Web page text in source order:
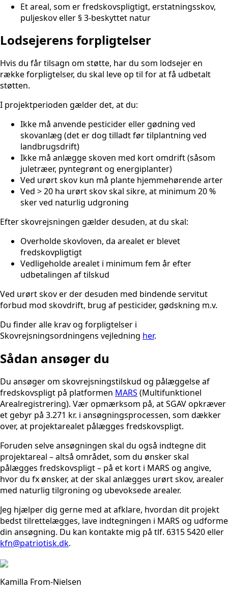
Et areal, som er fredskovspligtigt, erstatningsskov,
puljeskov eller § 3-beskyttet natur
Lodsejerens forpligtelser
Hvis du får tilsagn om støtte, har du som lodsejer en
række forpligtelser, du skal leve op til for at få udbetalt
støtten.
I projektperioden gælder det, at du:
Ikke må anvende pesticider eller gødning ved
skovanlæg (det er dog tilladt før tilplantning ved
landbrugsdrift)
Ikke må anlægge skoven med kort omdrift (såsom
juletræer, pyntegrønt og energiplanter)
Ved urørt skov kun må plante hjemmehørende arter
Ved > 20 ha urørt skov skal sikre, at minimum 20 %
sker ved naturlig udgroning
Efter skovrejsningen gælder desuden, at du skal:
Overholde skovloven, da arealet er blevet
fredskovpligtigt
Vedligeholde arealet i minimum fem år efter
udbetalingen af tilskud
Ved urørt skov er der desuden med bindende servitut
forbud mod skovdrift, brug af pesticider, gødskning m.v.
Du finder alle krav og forpligtelser i
Skovrejsningsordningens vejledning her.
Sådan ansøger du
Du ansøger om skovrejsningstilskud og pålæggelse af
fredskovspligt på platformen MARS (Multifunktionel
Arealregistrering). Vær opmærksom på, at SGAV opkræver
et gebyr på 3.271 kr. i ansøgningsprocessen, som dækker
over, at projektarealet pålægges fredskovspligt.
Foruden selve ansøgningen skal du også indtegne dit
projektareal – altså området, som du ønsker skal
pålægges fredskovspligt – på et kort i MARS og angive,
hvor du fx ønsker, at der skal anlægges urørt skov, arealer
med naturlig tilgroning og ubevoksede arealer.
Jeg hjælper dig gerne med at afklare, hvordan dit projekt
bedst tilrettelægges, lave indtegningen i MARS og udforme
din ansøgning. Du kan kontakte mig på tlf. 6315 5420 eller
kfn@patriotisk.dk.
Kamilla From-Nielsen